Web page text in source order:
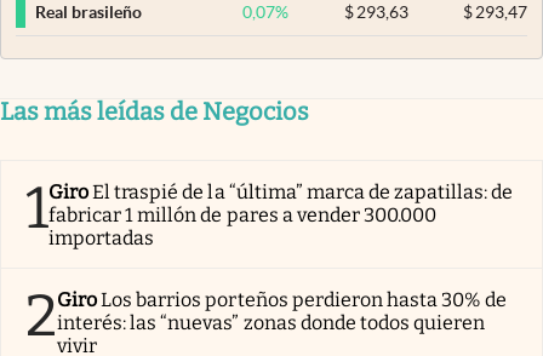
Real brasileño 0,07% $ 293,63 $293,47
Las más leídas de Negocios
1GiroEl traspié de la “última” marca de zapatillas: de
fabricar 1 millón de pares a vender 300.000
importadas
2GiroLos barrios porteños perdieron hasta 30% de
interés: las “nuevas” zonas donde todos quieren
vivir